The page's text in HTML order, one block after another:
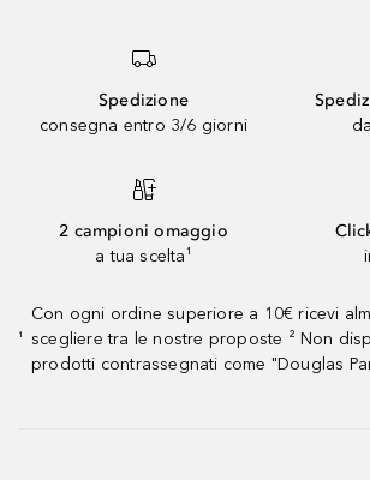
Spedizione
consegna entro 3/6 giorni
2 campioni omaggio
a tua scelta¹
¹
Con ogni ordine superiore a 10€ ricevi
scegliere tra le nostre proposte ² Non
prodotti contrassegnati come "Douglas